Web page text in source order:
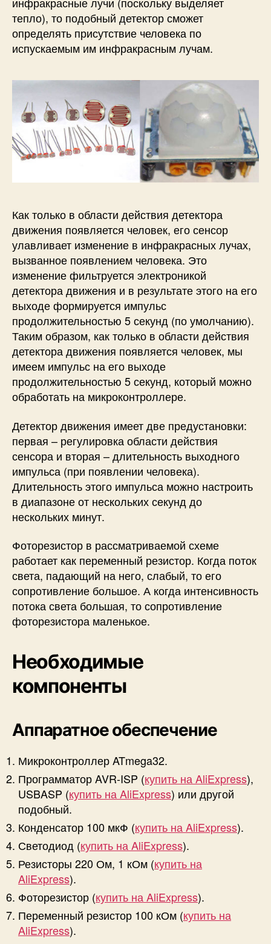
тепло), то подобный детектор сможет
определять присутствие человека по
испускаемым им инфракрасным лучам.
Как только в области действия детектора
движения появляется человек, его сенсор
улавливает изменение в инфракрасных лучах,
вызванное появлением человека. Это
изменение фильтруется электроникой
детектора движения и в результате этого на его
выходе формируется импульс
продолжительностью 5 секунд (по умолчанию).
Таким образом, как только в области действия
детектора движения появляется человек, мы
имеем импульс на его выходе
продолжительностью 5 секунд, который можно
обработать на микроконтроллере.
Детектор движения имеет две предустановки:
первая – регулировка области действия
сенсора и вторая – длительность выходного
импульса (при появлении человека).
Длительность этого импульса можно настроить
в диапазоне от нескольких секунд до
нескольких минут.
Фоторезистор в рассматриваемой схеме
работает как переменный резистор. Когда поток
света, падающий на него, слабый, то его
сопротивление большое. А когда интенсивность
потока света большая, то сопротивление
фоторезистора маленькое.
Необходимые
компоненты
Аппаратное обеспечение
Микроконтроллер ATmega32.
Программатор AVR-ISP (купить на AliExpress),
USBASP (купить на AliExpress) или другой
подобный.
Конденсатор 100 мкФ (купить на AliExpress).
Светодиод (купить на AliExpress).
Резисторы 220 Ом, 1 кОм (купить на
AliExpress).
Фоторезистор (купить на AliExpress).
Переменный резистор 100 кОм (купить на
AliExpress).